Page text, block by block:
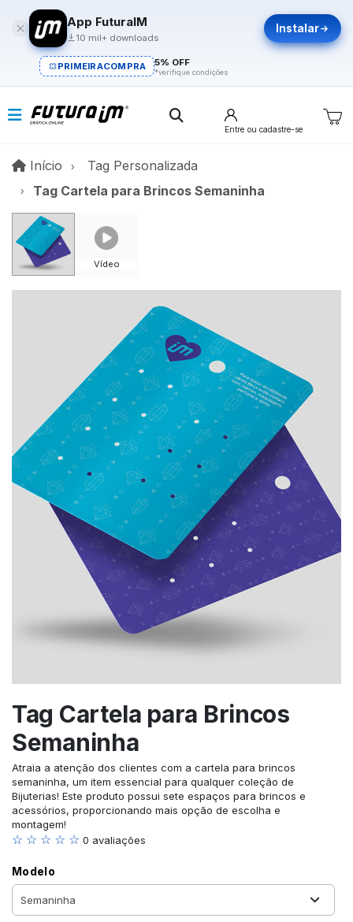
App FuturaIM
10 mil+ downloads
Instalar
PRIMEIRACOMPRA 5% OFF
*verifique condições
Entre ou cadastre-se
Início InícioTag Personalizada
Tag Cartela para Brincos Semaninha
Vídeo
Tag Cartela para Brincos
Semaninha
Atraia a atenção dos clientes com a cartela para brincos
semaninha, um item essencial para qualquer coleção de
Bijuterias! Este produto possui sete espaços para brincos e
acessórios, proporcionando mais opção de escolha e
montagem!
☆ ☆ ☆ ☆ ☆ 0 avaliações
Modelo